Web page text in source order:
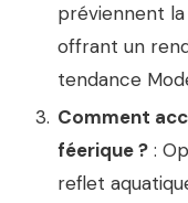
préviennent
offrant un
tendance
Comment
féerique ? :
reflet